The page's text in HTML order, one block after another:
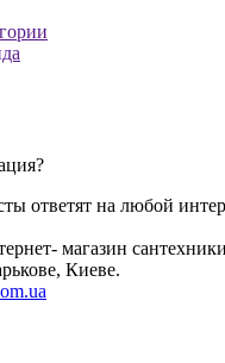
ответят на любой
магазин
Киеве.